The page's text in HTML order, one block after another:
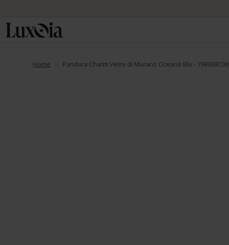
Home Pandora Charm Vetro di Murano Oceano Blu - 798938C00